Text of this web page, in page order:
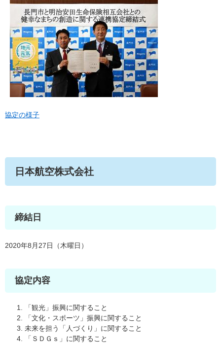
協定の様子
日本航空株式会社
締結日
2020年8月27日（木曜日）
協定内容
「観光」振興に関すること
「文化・スポーツ」振興に関すること
未来を担う「人づくり」に関すること
「ＳＤＧｓ」に関すること